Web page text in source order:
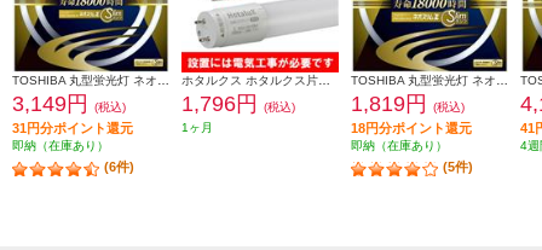
3,149円 (税込)
31円分ポイント還元
即納（在庫あり）
(6件)
1,796円
(税込)
1ヶ月
1,819円 (税込)
18円分ポイント還元
即納（在庫あり）
(5件)
41
4週